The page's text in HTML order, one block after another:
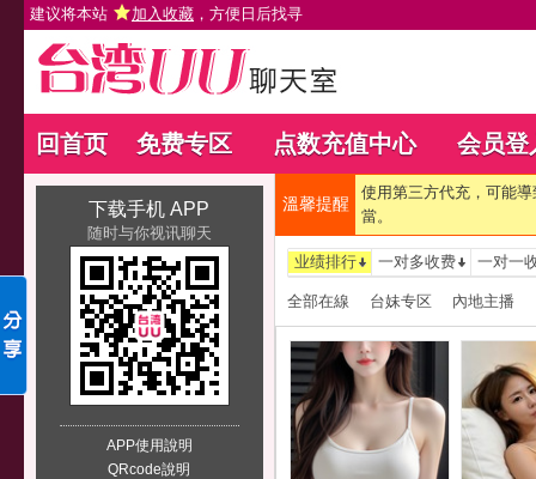
建议将本站 加入收藏 ，方便日后找寻
回首页 免费专区 点数充值中心 会员登
下载手机 APP
随时与你视讯聊天
APP使用說明
QRcode說明
溫馨提醒
使用第三方代充，可能
當。
业绩排行 一对多收费 一对一
全部在線 台妹专区 內地主播